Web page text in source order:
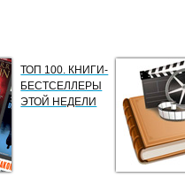
ТОП 100. КНИГИ-
БЕСТСЕЛЛЕРЫ
ЭТОЙ НЕДЕЛИ